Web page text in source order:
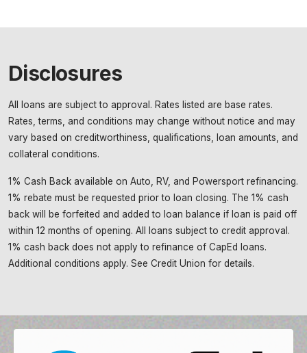
Disclosures
All loans are subject to approval. Rates listed are base rates.
Rates, terms, and conditions may change without notice and may
vary based on creditworthiness, qualifications, loan amounts, and
collateral conditions.
1% Cash Back available on Auto, RV, and Powersport refinancing.
1% rebate must be requested prior to loan closing. The 1% cash
back will be forfeited and added to loan balance if loan is paid off
within 12 months of opening. All loans subject to credit approval.
1% cash back does not apply to refinance of CapEd loans.
Additional conditions apply. See Credit Union for details.